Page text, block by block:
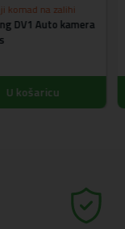
komad na zalihi
DV1 Auto kamera
U košaricu